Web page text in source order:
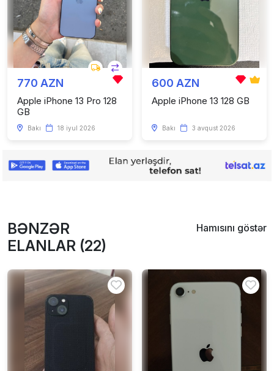
770 AZN
Apple iPhone 13 Pro 128
GB
Bakı 18 iyul 2026
600 AZN
Apple iPhone 13 128 GB
Bakı 3 avqust 2026
BƏNZƏR
ELANLAR (22)
Hamısını göstər